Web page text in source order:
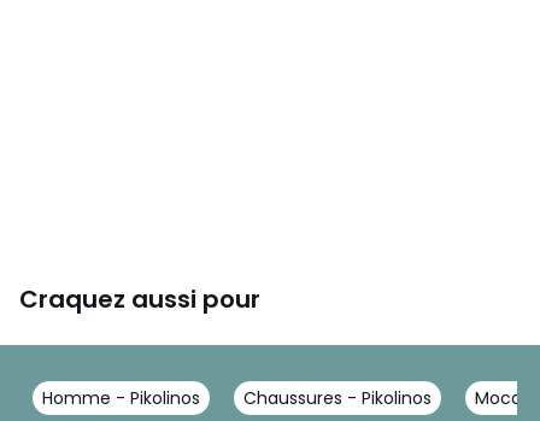
Craquez aussi pour
Homme - Pikolinos Chaussures - Pikolinos